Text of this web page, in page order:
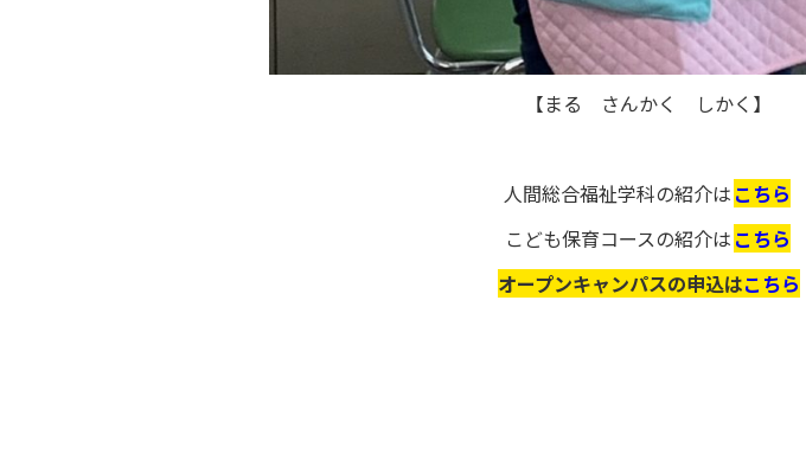
【まる さんかく しかく】
人間総合福祉学科の紹介は こちら
こども保育コースの紹介は こちら
オープンキャンパスの申込はこちら